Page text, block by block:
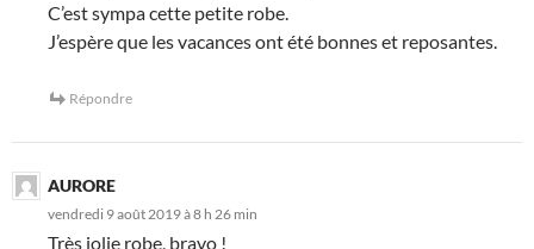
C’est sympa cette petite robe.
J’espère que les vacances ont été bonnes et reposantes.
Répondre
AURORE
vendredi 9 août 2019 à 8 h 26 min
Très jolie robe, bravo !